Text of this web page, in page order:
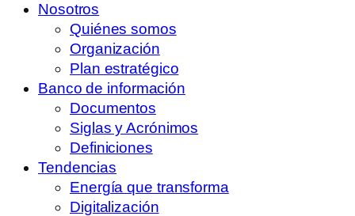
Nosotros
Quiénes somos
Organización
Plan estratégico
Banco de información
Documentos
Siglas y Acrónimos
Definiciones
Tendencias
Energía que transforma
Digitalización